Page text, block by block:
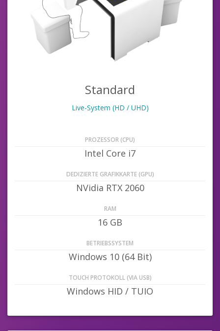
Standard
Live-System (HD / UHD)
PROZESSOR (CPU)
Intel Core i7
DEDIZIERTE GRAFIKKARTE (GPU)
NVidia RTX 2060
RAM
16 GB
BETRIEBSSYSTEM
Windows 10 (64 Bit)
TOUCH PROTOKOLL (VIA USB)
Windows HID / TUIO